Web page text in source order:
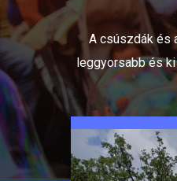
A csúszdák és
leggyorsabb és